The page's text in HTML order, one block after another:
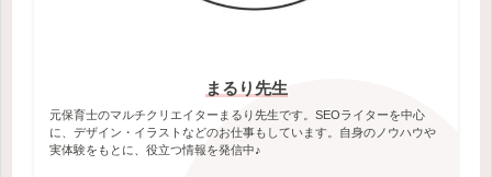
まるり先生
元保育士のマルチクリエイターまるり先生です。SEOライターを中心
に、デザイン・イラストなどのお仕事もしています。自身のノウハウや
実体験をもとに、役立つ情報を発信中♪